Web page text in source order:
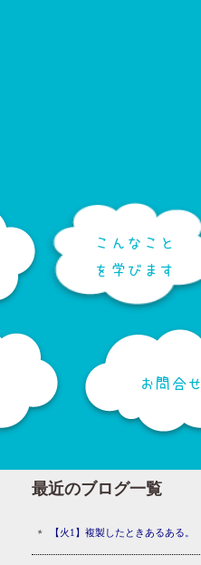
こんなこと
を学びます
お問合せ
最近のブログ一覧
【火1】複製したときあるある。